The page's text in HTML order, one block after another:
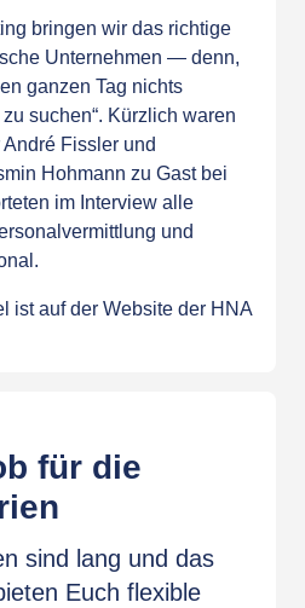
bringen wir das richtige
Unternehmen — denn,
ganzen Tag nichts
suchen“. Kürzlich waren
Fissler und
Hohmann zu Gast bei
im Interview alle
und
ist auf der Website der HNA
für die
sind lang und das
Euch flexible